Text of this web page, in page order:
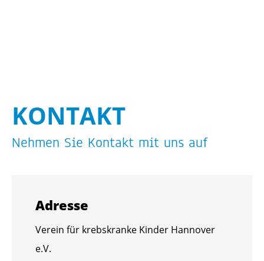
KON­TAKT
Neh­men Sie Kon­takt mit uns auf
Adres­se
Ver­ein für krebs­kran­ke Kin­der Han­no­ver
e.V.